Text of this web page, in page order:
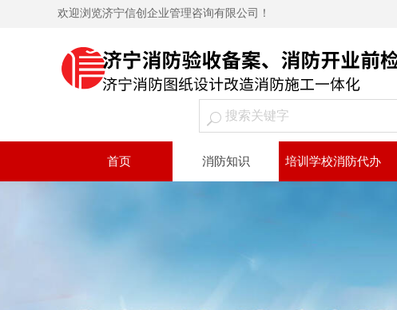
欢迎浏览济宁信创企业管理咨询有限公司！
首页 消防知识 培训学校消防代办